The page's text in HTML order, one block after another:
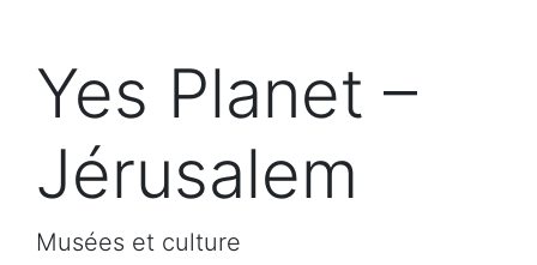
Yes Planet –
Jérusalem
Musées et culture